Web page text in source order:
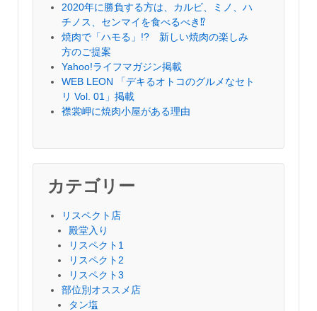
2020年に勝負する方は、カルビ、ミノ、ハ
チノス、センマイを食べるべき⁉︎
焼肉で「ハモる」!? 新しい焼肉の楽しみ
方のご提案
Yahoo!ライフマガジン掲載
WEB LEON 「デキるオトコのグルメなセト
リ Vol. 01」掲載
襟裳岬に焼肉小屋がある理由
カテゴリー
リスペクト店
殿堂入り
リスペクト1
リスペクト2
リスペクト3
部位別オススメ店
タン塩